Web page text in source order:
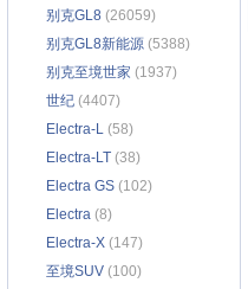
别克GL8 (26059)
别克GL8新能源 (5388)
别克至境世家 (1937)
世纪 (4407)
Electra-L (58)
Electra-LT (38)
Electra GS (102)
Electra (8)
Electra-X (147)
至境SUV (100)